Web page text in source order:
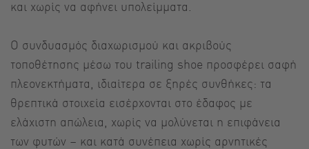
και χωρίς να αφήνει υπολείμματα.
Ο συνδυασμός διαχωρισμού και ακριβούς
τοποθέτησης μέσω του trailing shoe προσφέρει σαφή
πλεονεκτήματα, ιδιαίτερα σε ξηρές συνθήκες: τα
θρεπτικά στοιχεία εισέρχονται στο έδαφος με
ελάχιστη απώλεια, χωρίς να μολύνεται η επιφάνεια
των φυτών – και κατά συνέπεια χωρίς αρνητικές